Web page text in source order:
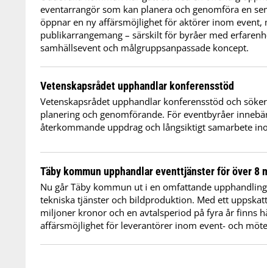
eventarrangör som kan planera och genomföra en
öppnar en ny affärsmöjlighet för aktörer inom event,
publikarrangemang – särskilt för byråer med
samhällsevent och målgruppsanpassade koncept.
Vetenskapsrådet upphandlar konferensstöd
Vetenskapsrådet upphandlar konferensstöd och
planering och genomförande. För eventbyråer
återkommande uppdrag och långsiktigt samarbete
Täby kommun upphandlar eventtjänster för över 8
Nu går Täby kommun ut i en omfattande
tekniska tjänster och bildproduktion. Med ett
miljoner kronor och en avtalsperiod på fyra år finns
affärsmöjlighet för leverantörer inom event- och